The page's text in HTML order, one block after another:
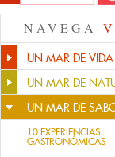
NAVEGA
UN MAR DE VIDA
UN MAR DE
UN MAR DE
10 EXPERIENCIAS
GASTRONÓMICAS